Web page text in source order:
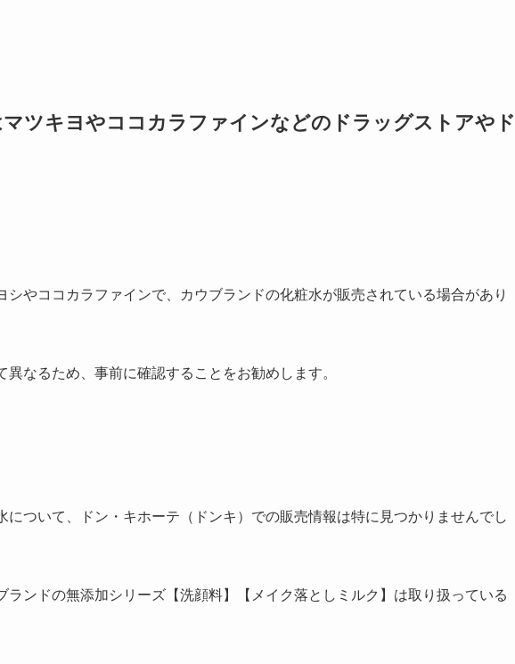
ツキヨやココカラファインなどのドラッグストアやド
シやココカラファインで、カウブランドの化粧水が販売されている場合があり
なるため、事前に確認することをお勧めします。
について、ドン・キホーテ（ドンキ）での販売情報は特に見つかりませんでし
ランドの無添加シリーズ【洗顔料】【メイク落としミルク】は取り扱っている